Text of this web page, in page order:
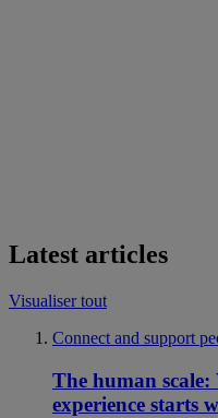
Latest articles
Visualiser tout
Connect and support
The human
experience starts